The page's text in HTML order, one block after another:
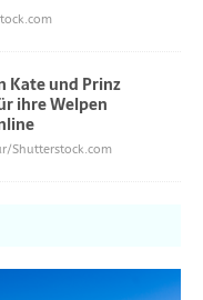
Kate und Prinz
ihre Welpen
Shutterstock.com